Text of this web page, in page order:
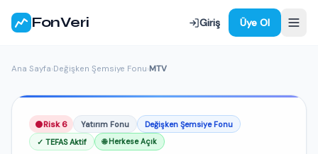
FonVeri Giriş Üye Ol
Ana Sayfa›Değişken Şemsiye Fonu›MTV
Risk 6 Yatırım Fonu
Değişken Şemsiye Fonu
✓ TEFAS Aktif
🌐 Herkese Açık